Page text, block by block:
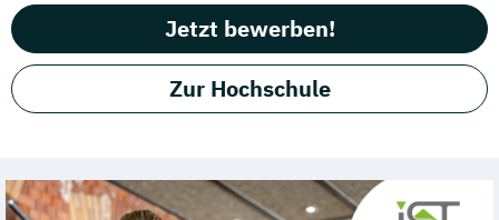
Zur Hochschule
Jetzt bewerben!